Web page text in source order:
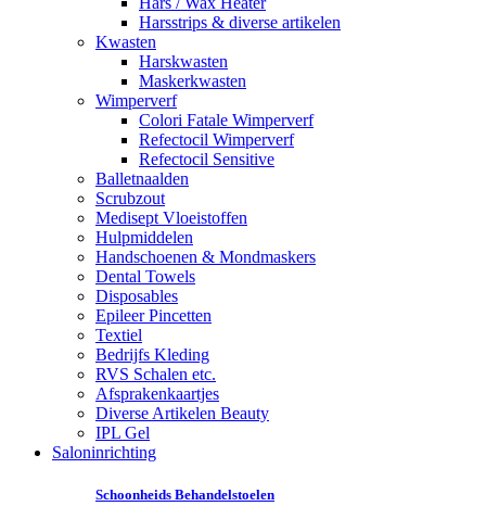
Harsstrips & diverse artikelen
Kwasten
Harskwasten
Maskerkwasten
Wimperverf
Colori Fatale Wimperverf
Refectocil Wimperverf
Refectocil Sensitive
Balletnaalden
Scrubzout
Medisept Vloeistoffen
Hulpmiddelen
Handschoenen & Mondmaskers
Dental Towels
Disposables
Epileer Pincetten
Textiel
Bedrijfs Kleding
RVS Schalen etc.
Afsprakenkaartjes
Diverse Artikelen Beauty
IPL Gel
Saloninrichting
Schoonheids Behandelstoelen